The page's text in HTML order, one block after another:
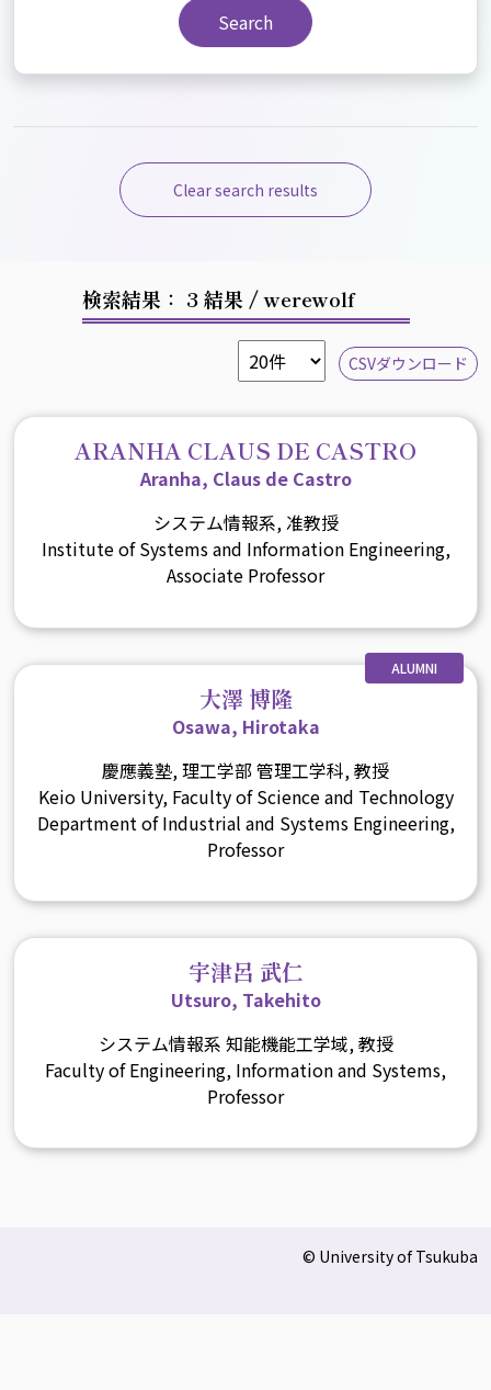
Search
Clear search results
検索結果： 3 結果 / werewolf
CSVダウンロード
ARANHA CLAUS DE CASTRO
Aranha, Claus de Castro
システム情報系, 准教授
Institute of Systems and Information Engineering,
Associate Professor
ALUMNI
大澤 博隆
Osawa, Hirotaka
慶應義塾, 理工学部 管理工学科, 教授
Keio University, Faculty of Science and Technology
Department of Industrial and Systems Engineering,
Professor
宇津呂 武仁
Utsuro, Takehito
システム情報系 知能機能工学域, 教授
Faculty of Engineering, Information and Systems,
Professor
© University of Tsukuba